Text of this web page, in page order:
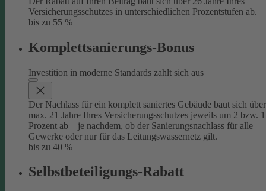
Versicherungsschutzes in unterschiedlichen Prozentstufen ab.
bis zu 55 %
Komplettsanierungs-Bonus
Investition in moderne Standards zahlt sich aus
Der Nachlass für ein komplett saniertes Gebäude baut sich über
max. 21 Jahre Ihres Versicherungsschutzes jeweils um 2 bzw. 1
Prozent ab – je nachdem, ob der Sanierungsnachlass für alle
Gewerke oder nur für das Leitungswassernetz gilt.
bis zu 40 %
Selbstbeteiligungs-Rabatt